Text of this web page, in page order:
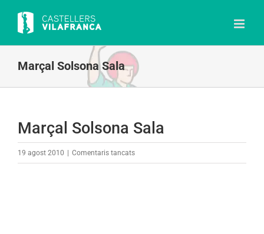
content
Marçal Solsona Sala
Marçal Solsona Sala
19 agost 2010 Comentaris tancatsa